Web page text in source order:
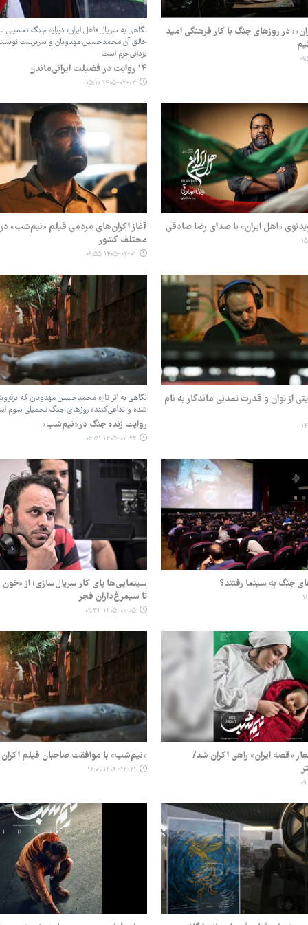
در روزهای جنگ با کار فرهنگی امید
نگاهی به سریال «اهل ایران» درباره جنگ
خالق آن محمدحسین مهدویان و سرپرست
یزدانی‌خرم است
۱۴ روایت در فضیلت ایرانی‌ماندن
۱۴۰۵-۰۲-۰۳ ۰۵:۱۰
«اهل ایران» با صدای رضا صادقی
آغاز اکران‌های مردمی فیلم «نیم‌شب»
مختلف کشور
۱۴۰۵-۰۲-۰۱ ۰۹:۵۵
از توان و قدرت تمدنی ماندگار به نام
نگاهی به اثر تازه محمدحسین مهدویان که
شده و تداعی‌کننده روزهای جنگ تحمیلی سوم
روایت زنده جنگ در«نیم‌شب»
۱۴۰۵-۰۱-۲۲ ۰۶:۵۱
جنگ به سینما رفتند؟
سینمایی‌ها پای کار سریال‌سازی؛ از
تا سیمرغ‌داران فجر
۱۴۰۵-۰۱-۰۵ ۰۹:۳۴
«قصه ایران» راهی اکران شد/
«نیم‌شب» با موافقت صاحبان فیلم
۱۴۰۴-۱۲-۲۱ ۱۲:۰۹